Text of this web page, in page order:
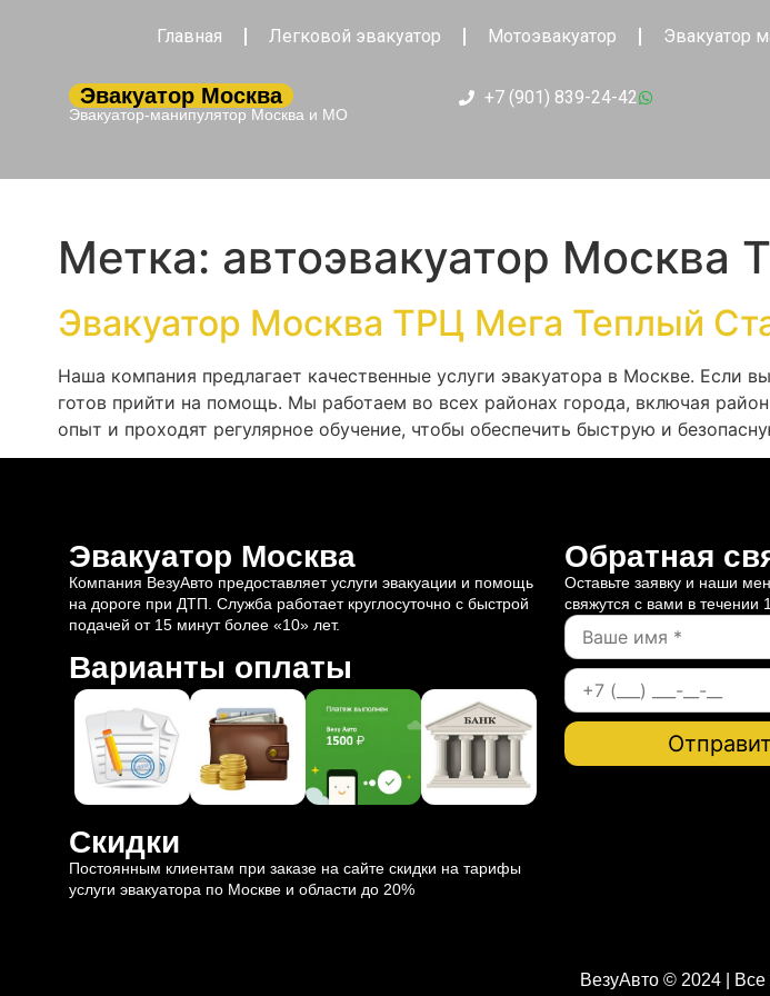
Главная Легковой эвакуатор Мотоэвакуатор Эвакуатор
Эвакуатор Москва
Эвакуатор-манипулятор Москва и МО
+7 (901) 839-24-42
Метка: автоэвакуатор Москва
Эвакуатор Москва ТРЦ Мега Теплый
Наша компания предлагает качественные услуги эвакуатора в Москве. Если
готов прийти на помощь. Мы работаем во всех районах города, включая
опыт и проходят регулярное обучение, чтобы обеспечить быструю и
Эвакуатор Москва
Компания ВезуАвто предоставляет услуги эвакуации и помощь
на дороге при ДТП. Служба работает круглосуточно с быстрой
подачей от 15 минут более «10» лет.
Варианты оплаты
Скидки
Постоянным клиентам при заказе на сайте скидки на тарифы
услуги эвакуатора по Москве и области до 20%
Обратная
Оставьте заявку и наши
свяжутся с вами в течении
ВезуАвто © 2024 |